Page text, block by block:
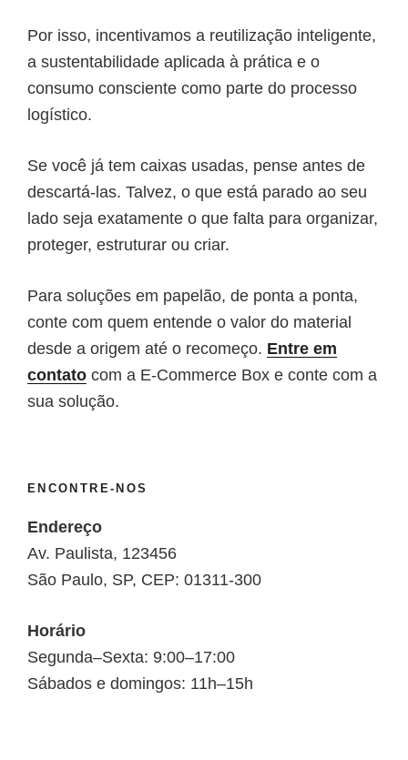
Por isso, incentivamos a reutilização inteligente,
a sustentabilidade aplicada à prática e o
consumo consciente como parte do processo
logístico.
Se você já tem caixas usadas, pense antes de
descartá-las. Talvez, o que está parado ao seu
lado seja exatamente o que falta para organizar,
proteger, estruturar ou criar.
Para soluções em papelão, de ponta a ponta,
conte com quem entende o valor do material
desde a origem até o recomeço. Entre em
contato com a E-Commerce Box e conte com a
sua solução.
ENCONTRE-NOS
Endereço
Av. Paulista, 123456
São Paulo, SP, CEP: 01311-300
Horário
Segunda–Sexta: 9:00–17:00
Sábados e domingos: 11h–15h